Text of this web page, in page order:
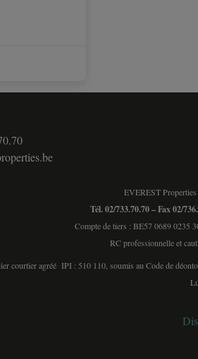
EVEREST
Tél. 02/733.70.70 – Fax 02/
Compte de tiers : BE57 0689
RC professionnelle et
courtier agréé IPI : 510 110, soumis au Code de